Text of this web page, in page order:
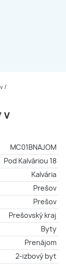
/
v
MC01BNAJOM
Pod Kalváriou 18
Kalvária
Prešov
Prešov
Prešovský kraj
Byty
Prenájom
2-izbový byt